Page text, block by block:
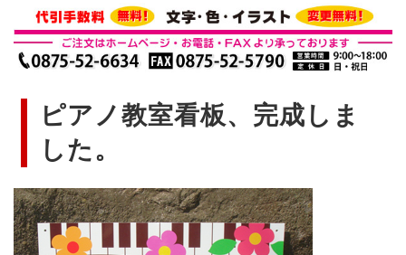
ピアノ教室看板、完成しま
した。